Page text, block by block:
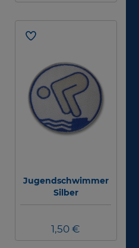
Jugendschwimmer
Silber
1,50 €